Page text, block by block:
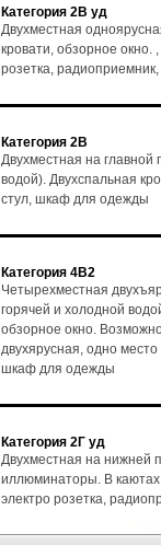
Категория 2В уд
Двухместная
кровати, обзорное окно.
розетка,
Категория 2В
Двухместная на главной
водой). Двухспальная
стул, шкаф для одежды
Категория 4В2
Четырехместная
горячей и холодной
обзорное окно.
двухярусная, одно место
шкаф для одежды
Категория 2Г уд
Двухместная на нижней
иллюминаторы. В каютах
электро розетка,